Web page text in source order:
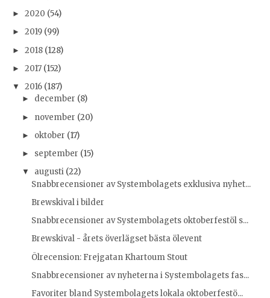
► 2020 (54)
► 2019 (99)
► 2018 (128)
► 2017 (152)
▼ 2016 (187)
► december (8)
► november (20)
► oktober (17)
► september (15)
▼ augusti (22)
Snabbrecensioner av Systembolagets exklusiva nyhet...
Brewskival i bilder
Snabbrecensioner av Systembolagets oktoberfestöl s...
Brewskival - årets överlägset bästa ölevent
Ölrecension: Frejgatan Khartoum Stout
Snabbrecensioner av nyheterna i Systembolagets fas...
Favoriter bland Systembolagets lokala oktoberfestö...